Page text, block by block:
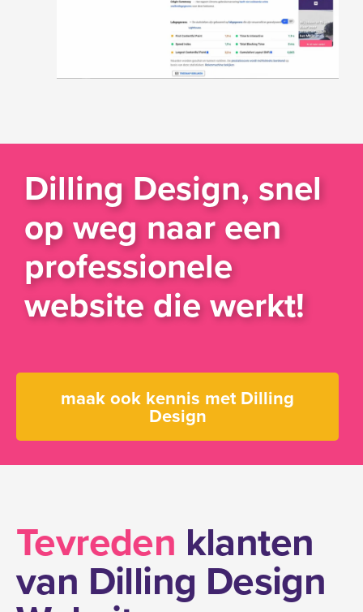
Dilling Design, snel
op weg naar een
professionele
website die werkt!
maak ook kennis met Dilling
Design
Tevreden klanten
van Dilling Design